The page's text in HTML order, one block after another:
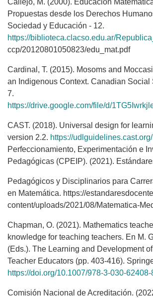
Callejo, M. (2000). Educación
Propuestas desde los Derechos
Sociedad y Educación - 12.
https://biblioteca.clacso.edu.ar/
ccp/20120801050823/edu_mat.pdf
Cardinal, T. (2015). Mosoms and
an Indigenous Context. Canadian Social
7.
https://drive.google.com/file/d/
CAST. (2018). Universal design for
version 2.2. https://udlguidelines.cast.org/
Perfeccionamiento, Experimentación e
Pedagógicas (CPEIP). (2021).
Pedagógicos y Disciplinarios para
en Matemática. https://
content/uploads/2021/08/Matematica-
Chapman, O. (2021). Mathematics
knowledge for teaching teachers. En M.
(Eds.). The Learning and Development
Teacher Educators (pp. 403-416).
https://doi.org/10.1007/978-3-030-62408-
Comisión Nacional de Acreditación.